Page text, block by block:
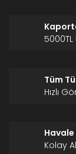
Tüm
Hızlı
Kolay